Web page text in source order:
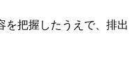
を把握したうえで、排出